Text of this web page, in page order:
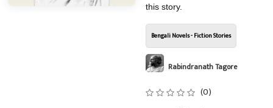
this story.
Bengali Novels - Fiction Stories
Rabindranath Tagore
(0)